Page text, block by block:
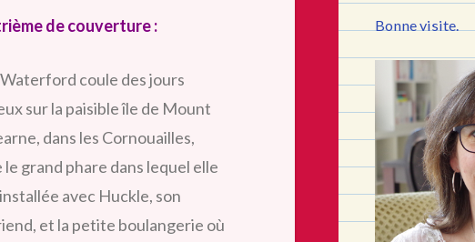
de couverture :
coule des jours
sur la paisible île de Mount
dans les Cornouailles,
grand phare dans lequel elle
installée avec Huckle, son
et la petite boulangerie où
Bonne visite.